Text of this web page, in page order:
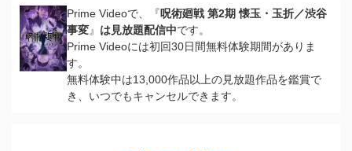
Prime Videoで、『呪術廻戦 第2期 懐玉・玉折／渋谷
事変』 は見放題配信中です。
Prime Videoには初回30日間無料体験期間がありま
す。
無料体験中は13,000作品以上の見放題作品を鑑賞で
き、いつでもキャンセルできます。